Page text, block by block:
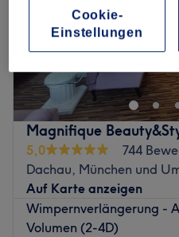
Magnifique
5,0
744
Dachau, München und
Auf Karte anzeigen
Wimpernverlängerung -
Volumen (2-4D)
Cookie-
Einstellungen